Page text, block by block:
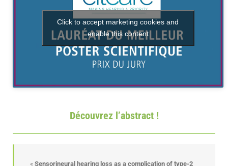
Click to accept marketing cookies and
enable this content
Découvrez l’abstract !
« Sensorineural hearing loss as a complication of type-2